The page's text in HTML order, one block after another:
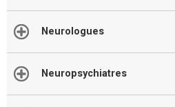
Neurologues
Neuropsychiatres